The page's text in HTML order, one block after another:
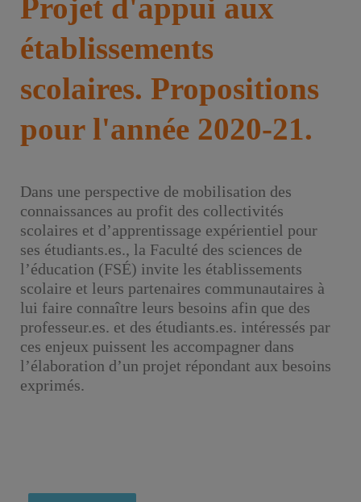
Projet d'appui aux
établissements
scolaires. Propositions
pour l'année 2020-21.
Dans une perspective de mobilisation des
connaissances au profit des collectivités
scolaires et d’apprentissage expérientiel pour
ses étudiants.es., la Faculté des sciences de
l’éducation (FSÉ) invite les établissements
scolaire et leurs partenaires communautaires à
lui faire connaître leurs besoins afin que des
professeur.es. et des étudiants.es. intéressés par
ces enjeux puissent les accompagner dans
l’élaboration d’un projet répondant aux besoins
exprimés.